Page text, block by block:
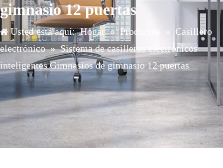
gimnasio 12 puertas
Usted está aquí: Hogar » Productos » Casillero
electrónico » Sistema de casilleros electrónicos
inteligentes Gimnasios de gimnasio 12 puertas